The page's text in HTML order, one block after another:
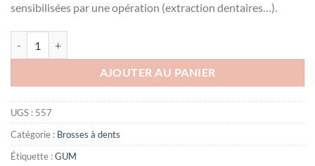
sensibilisées par une opération (extraction dentaires…).
AJOUTER AU PANIER
UGS : 557
Catégorie : Brosses à dents
Étiquette :GUM